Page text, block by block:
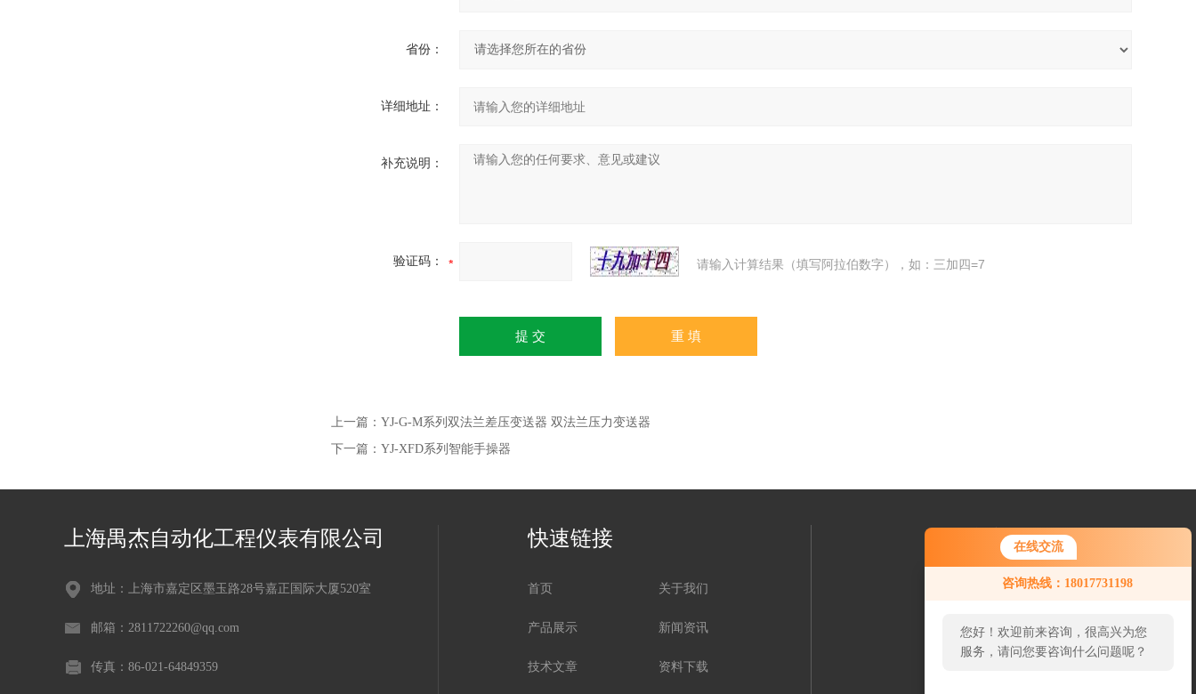
在线交流
咨询热线：18017731198
您好！欢迎前来咨询，很高兴为您
服务，请问您要咨询什么问题呢？
省份：
详细地址：
补充说明：
验证码： 请输入计算结果（填写阿拉伯数字），如：三加四=7
上一篇： YJ-G-M系列双法兰差压变送器 双法兰压力变送器
下一篇： YJ-XFD系列智能手操器
上海禺杰自动化工程仪表有限公司
地址：上海市嘉定区墨玉路28号嘉正国际大厦520室
邮箱：2811722260@qq.com
传真：86-021-64849359
快速链接
首页 关于我们
产品展示 新闻资讯
技术文章 资料下载
关注我们